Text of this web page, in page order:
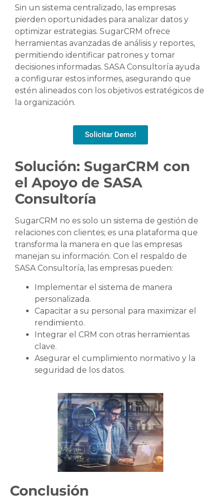
Sin un sistema centralizado, las empresas
pierden oportunidades para analizar datos y
optimizar estrategias. SugarCRM ofrece
herramientas avanzadas de análisis y reportes,
permitiendo identificar patrones y tomar
decisiones informadas. SASA Consultoría ayuda
a configurar estos informes, asegurando que
estén alineados con los objetivos estratégicos de
la organización.
Solicitar Demo!
Solución: SugarCRM con
el Apoyo de SASA
Consultoría
SugarCRM no es solo un sistema de gestión de
relaciones con clientes; es una plataforma que
transforma la manera en que las empresas
manejan su información. Con el respaldo de
SASA Consultoría, las empresas pueden:
Implementar el sistema de manera
personalizada.
Capacitar a su personal para maximizar el
rendimiento.
Integrar el CRM con otras herramientas
clave.
Asegurar el cumplimiento normativo y la
seguridad de los datos.
Conclusión